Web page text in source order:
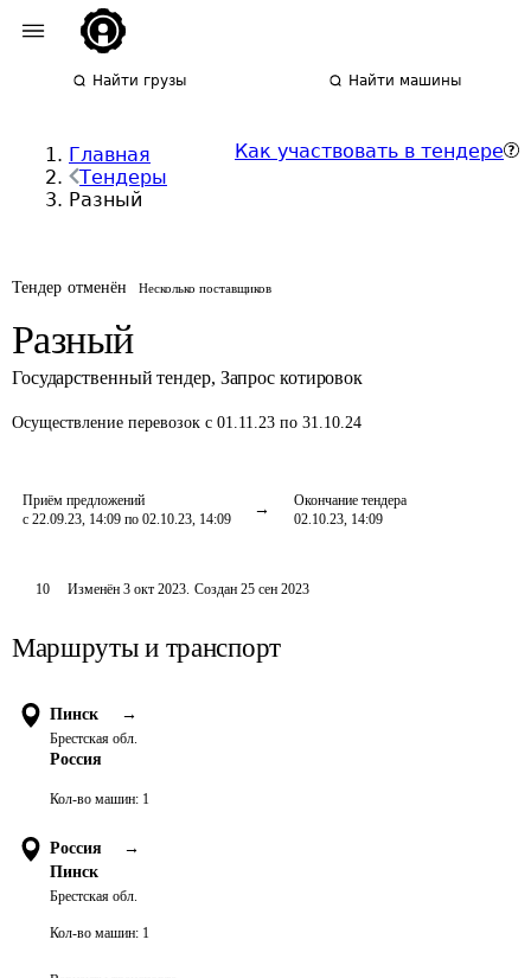
Найти грузы Найти машины
Главная
Тендеры
Разный
Как участвовать в тендере
Тендер отменён Несколько поставщиков
Разный
Государственный тендер, Запрос котировок
Осуществление перевозок с 01.11.23 по 31.10.24
Приём предложений
с 22.09.23, 14:09 по 02.10.23, 14:09
Окончание тендера
02.10.23, 14:09
10 Изменён3 окт 2023. Создан 25 сен 2023
Маршруты и транспорт
Пинск →
Брестская обл.
Россия
Кол-во машин: 1
Россия
→
Пинск
Брестская обл.
Кол-во машин: 1